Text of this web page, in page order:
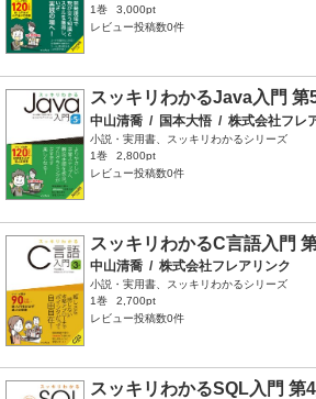
1巻
3,000pt
レビュー投稿数0件
スッキリわかるJava入門 第
中山清喬 / 国本大悟 / 株式会社フレ
小説・実用書、スッキリわかるシリーズ
1巻
2,800pt
レビュー投稿数0件
スッキリわかるC言語入門
中山清喬 / 株式会社フレアリンク
小説・実用書、スッキリわかるシリーズ
1巻
2,700pt
レビュー投稿数0件
スッキリわかるSQL入門 第